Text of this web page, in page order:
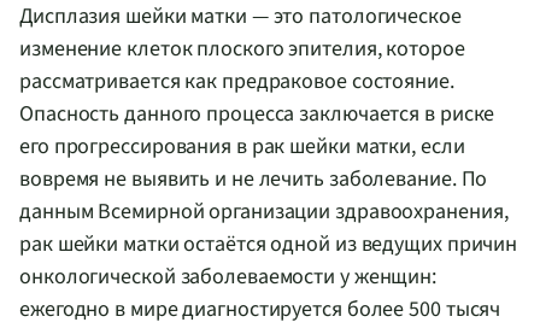
Дисплазия шейки матки — это патологическое
изменение клеток плоского эпителия, которое
рассматривается как предраковое состояние.
Опасность данного процесса заключается в риске
его прогрессирования в рак шейки матки, если
вовремя не выявить и не лечить заболевание. По
данным Всемирной организации здравоохранения,
рак шейки матки остаётся одной из ведущих причин
онкологической заболеваемости у женщин:
ежегодно в мире диагностируется более 500 тысяч